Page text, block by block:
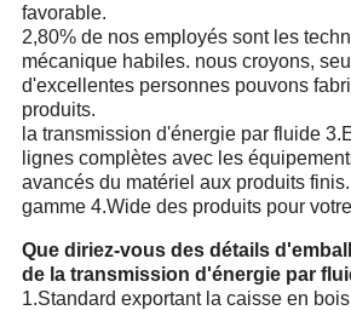
favorable.
2,80% de nos employés sont les
mécanique habiles. nous croyons,
d'excellentes personnes pouvons
produits.
la transmission d'énergie par fluide
lignes complètes avec les
avancés du matériel aux produits finis.
gamme 4.Wide des produits pour
Que diriez-vous des détails
de la transmission d'énergie par
1.Standard exportant la caisse en